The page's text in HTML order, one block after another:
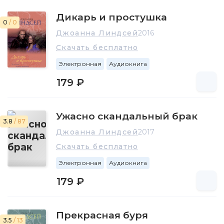
0 / 0 Дикарь и простушка
Джоанна Линдсей2016
Скачать бесплатно
Электронная Аудиокнига
179 ₽
3.8 / 87 Ужасно скандальный брак
Джоанна Линдсей2017
Скачать бесплатно
Электронная Аудиокнига
179 ₽
3.5 / 13 Прекрасная буря